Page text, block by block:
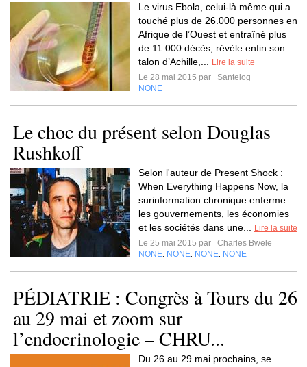
Le virus Ebola, celui-là même qui a
touché plus de 26.000 personnes en
Afrique de l’Ouest et entraîné plus
de 11.000 décès, révèle enfin son
talon d’Achille,...
Lire la suite
Le 28 mai 2015 par
Santelog
NONE
Le choc du présent selon Douglas
Rushkoff
Selon l'auteur de Present Shock :
When Everything Happens Now, la
surinformation chronique enferme
les gouvernements, les économies
et les sociétés dans une...
Lire la suite
Le 25 mai 2015 par
Charles Bwele
NONE NONE NONE NONE
PÉDIATRIE : Congrès à Tours du 26
au 29 mai et zoom sur
l’endocrinologie – CHRU...
Du 26 au 29 mai prochains, se